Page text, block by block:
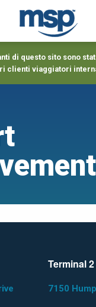
di questo sito sono
clienti viaggiatori
Terminal 2
7150